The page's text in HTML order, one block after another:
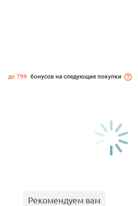
до 799 бонусов на следующие покупки
Рекомендуем вам